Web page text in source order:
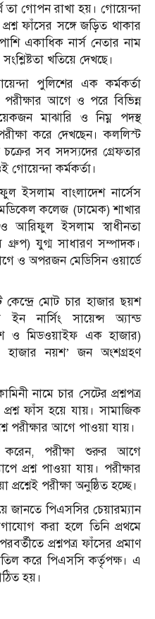
তা গোপন রাখা হয়। গোয়েন্দা
ফাঁসের সঙ্গে জড়িত থাকার
একাধিক নার্স নেতার নাম
খতিয়ে দেখছে।
পুলিশের এক কর্মকর্তা
আগে ও পরে বিভিন্ন
মাঝারি ও নিম্ন পদস্থ
করে দেখছেন। কললিস্ট
চক্রের সব সদস্যদের গ্রেফতার
কর্মকর্তা।
ইসলাম বাংলাদেশ নার্সেস
কলেজ (ঢামেক) শাখার
ও আরিফুল ইসলাম স্বাধীনতা
গ্রুপ) যুগ্ম সাধারণ সম্পাদক।
ও অপরজন মেডিসিন ওয়ার্ডে
মোট চার হাজার ছয়শ
ইন নার্সিং সায়েন্স অ্যান্ড
ও মিডওয়াইফ এক হাজার)
হাজার নয়শ’ জন অংশগ্রহণ
নামে চার সেটের প্রশ্নপত্র
ফাঁস হয়ে যায়। সামাজিক
পরীক্ষার আগে পাওয়া যায়।
করেন, পরীক্ষা শুরুর আগে
প্রশ্ন পাওয়া যায়। পরীক্ষার
পরীক্ষা অনুষ্ঠিত হচ্ছে।
জানতে পিএসসির চেয়ারম্যান
করা হলে তিনি প্রথমে
প্রশ্নপত্র ফাঁসের প্রমাণ
করে পিএসসি কর্তৃপক্ষ। এ
হয়।